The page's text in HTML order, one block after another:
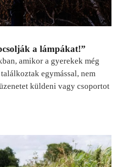
a lámpákat!”
amikor a gyerekek még
egymással, nem
küldeni vagy csoportot